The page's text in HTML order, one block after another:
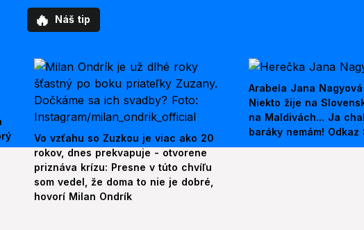
🔥 Náš tip
Vo vzťahu so Zuzkou je viac ako 20
rokov, dnes prekvapuje - otvorene
priznáva krízu: Presne v túto chvíľu
som vedel, že doma to nie je dobré,
hovorí Milan Ondrík
Arabela Jana
Niekto žije na
na Maldivách... Ja
baráky nemám! Odkaz